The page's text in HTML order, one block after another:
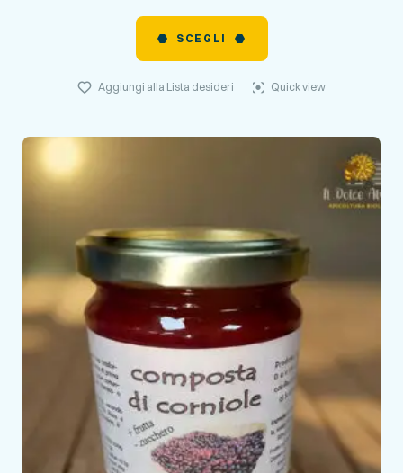
SCEGLI
Aggiungi alla Lista desideri Quick view